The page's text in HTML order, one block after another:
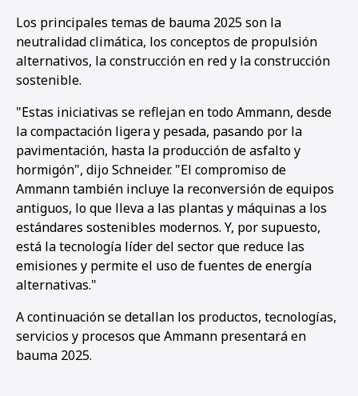
Los principales temas de bauma 2025 son la
neutralidad climática, los conceptos de propulsión
alternativos, la construcción en red y la construcción
sostenible.
"Estas iniciativas se reflejan en todo Ammann, desde
la compactación ligera y pesada, pasando por la
pavimentación, hasta la producción de asfalto y
hormigón", dijo Schneider. "El compromiso de
Ammann también incluye la reconversión de equipos
antiguos, lo que lleva a las plantas y máquinas a los
estándares sostenibles modernos. Y, por supuesto,
está la tecnología líder del sector que reduce las
emisiones y permite el uso de fuentes de energía
alternativas."
A continuación se detallan los productos, tecnologías,
servicios y procesos que Ammann presentará en
bauma 2025.